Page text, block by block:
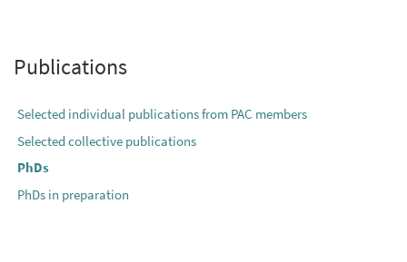
Publications
Selected individual publications from PAC members
Selected collective publications
PhDs
PhDs in preparation